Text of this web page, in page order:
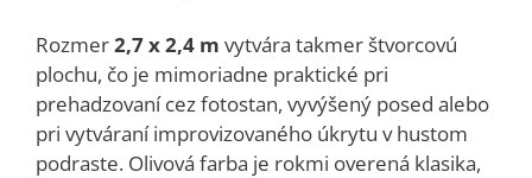
Rozmer2,7 x 2,4 m vytvára takmer štvorcovú
plochu, čo je mimoriadne praktické pri
prehadzovaní cez fotostan, vyvýšený posed alebo
pri vytváraní improvizovaného úkrytu v hustom
podraste. Olivová farba je rokmi overená klasika,